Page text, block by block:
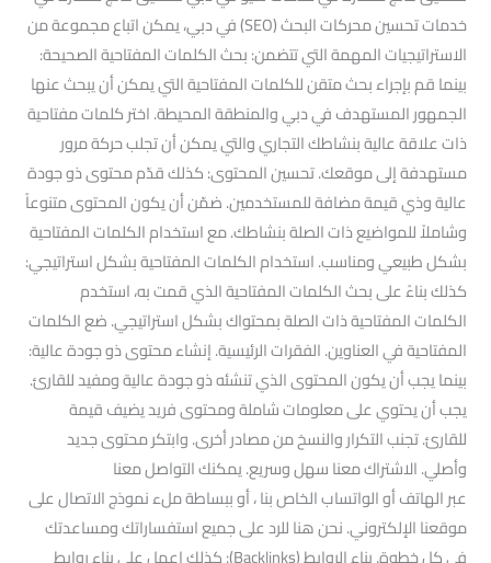
خدمات تحسين محركات البحث (SEO) في دبي، يمكن اتباع مجموعة من
الاستراتيجيات المهمة التي تتضمن: بحث الكلمات المفتاحية الصحيحة:
بينما قم بإجراء بحث متقن للكلمات المفتاحية التي يمكن أن يبحث عنها
الجمهور المستهدف في دبي والمنطقة المحيطة. اختر كلمات مفتاحية
ذات علاقة عالية بنشاطك التجاري والتي يمكن أن تجلب حركة مرور
مستهدفة إلى موقعك. تحسين المحتوى: كذلك قدّم محتوى ذو جودة
عالية وذي قيمة مضافة للمستخدمين. ضمّن أن يكون المحتوى متنوعاً
وشاملاً للمواضيع ذات الصلة بنشاطك. مع استخدام الكلمات المفتاحية
بشكل طبيعي ومناسب. استخدام الكلمات المفتاحية بشكل استراتيجي:
كذلك بناءً على بحث الكلمات المفتاحية الذي قمت به، استخدم
الكلمات المفتاحية ذات الصلة بمحتواك بشكل استراتيجي. ضع الكلمات
المفتاحية في العناوين. الفقرات الرئيسية. إنشاء محتوى ذو جودة عالية:
بينما يجب أن يكون المحتوى الذي تنشئه ذو جودة عالية ومفيد للقارئ.
يجب أن يحتوي على معلومات شاملة ومحتوى فريد يضيف قيمة
للقارئ. تجنب التكرار والنسخ من مصادر أخرى. وابتكر محتوى جديد
وأصلي. الاشتراك معنا سهل وسريع. يمكنك التواصل معنا
عبر الهاتف أو الواتساب الخاص بنا ، أو ببساطة ملء نموذج الاتصال على
موقعنا الإلكتروني. نحن هنا للرد على جميع استفساراتك ومساعدتك
في كل خطوة. بناء الروابط (Backlinks): كذلك اعمل على بناء روابط